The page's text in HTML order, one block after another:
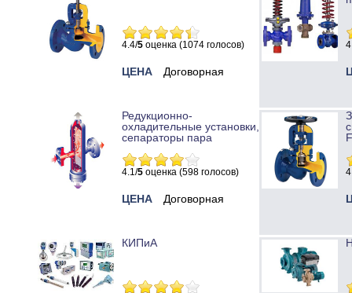
4.4/5 оценка (1074 голосов)
ЦЕНА Договорная
Редукционно-
охладительные установки,
сепараторы пара
4.1/5 оценка (598 голосов)
ЦЕНА Договорная
КИПиА